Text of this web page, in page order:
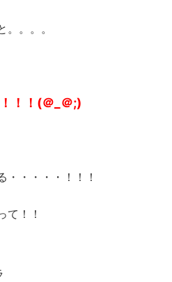
。。。
！！(＠_＠;)
・・・・・！！！
て！！